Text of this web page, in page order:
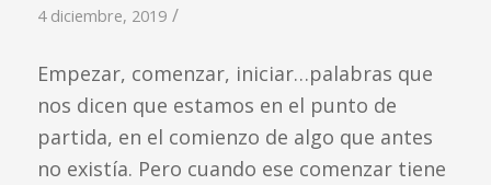
4 diciembre, 2019 /
Empezar, comenzar, iniciar…palabras que
nos dicen que estamos en el punto de
partida, en el comienzo de algo que antes
no existía. Pero cuando ese comenzar tiene